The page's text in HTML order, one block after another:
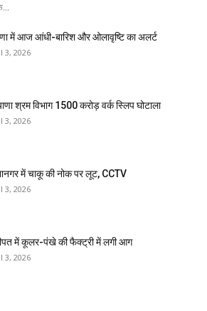
में आज आंधी-बारिश और ओलावृष्टि का अलर्ट
3, 2026
श्रम विभाग 1500 करोड़ वर्क स्लिप घोटाला
3, 2026
में चाकू की नोक पर लूट, CCTV
3, 2026
में कूलर-पंखे की फैक्ट्री में लगी आग
3, 2026